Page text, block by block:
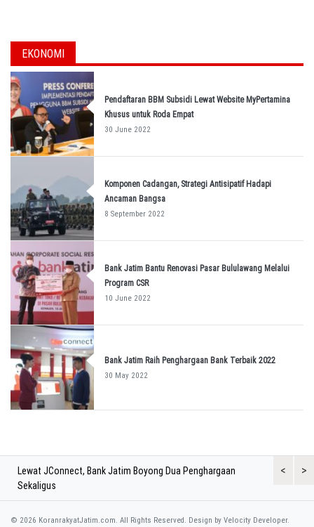
EKONOMI
Pendaftaran BBM Subsidi Lewat Website MyPertamina
Khusus untuk Roda Empat
30 June 2022
Komponen Cadangan, Strategi Antisipatif Hadapi
Ancaman Bangsa
8 September 2022
Bank Jatim Bantu Renovasi Pasar Bululawang Melalui
Program CSR
10 June 2022
Bank Jatim Raih Penghargaan Bank Terbaik 2022
30 May 2022
<
Lewat JConnect, Bank Jatim Boyong Dua Penghargaan
Sekaligus
Bank
>
© 2026 KoranrakyatJatim.com. All Rights Reserved. Design by Velocity Developer.